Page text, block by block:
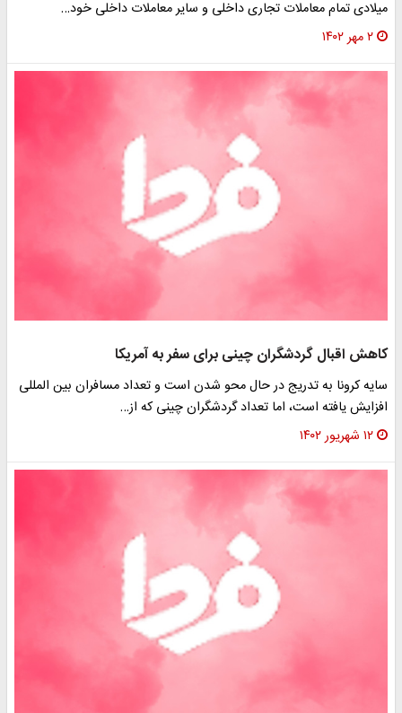
میلادی تمام معاملات تجاری داخلی و سایر معاملات داخلی خود…
۲ مهر ۱۴۰۲
کاهش اقبال گردشگران چینی برای سفر به آمریکا
سایه کرونا به تدریج در حال محو شدن است و تعداد مسافران بین المللی
افزایش یافته است، اما تعداد گردشگران چینی که از…
۱۲ شهریور ۱۴۰۲